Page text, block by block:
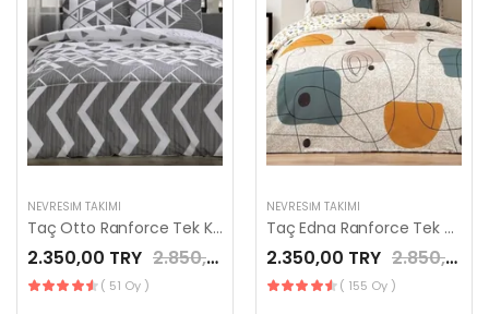
NEVRESIM TAKIMI
Taç Otto Ranforce Tek Kişilik Nevresim Takımı Gri
2.350,00 TRY 2.850,00 TRY
( 51 Oy )
NEVRESIM TAKIMI
Taç Edna Ranforce Tek Kişilik Nevresim Takımı Hardal
2.350,00 TRY 2.850,00 TRY
( 155 Oy )